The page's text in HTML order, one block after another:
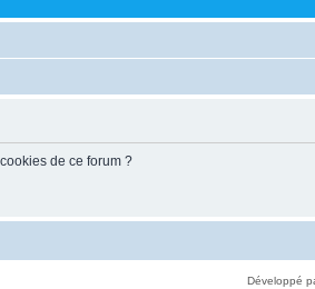
de ce forum ?
Développé